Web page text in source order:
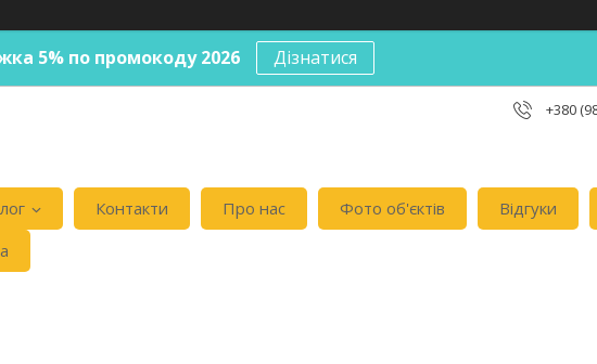
5% по промокоду 2026 Дізнатися
+380
Контакти Про нас Фото об'єктів Відгуки